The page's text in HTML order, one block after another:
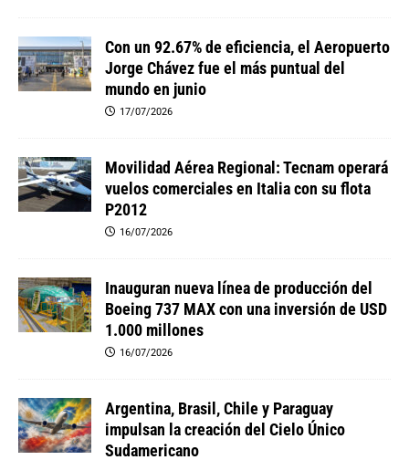
Con un 92.67% de eficiencia, el Aeropuerto
Jorge Chávez fue el más puntual del
mundo en junio
17/07/2026
Movilidad Aérea Regional: Tecnam operará
vuelos comerciales en Italia con su flota
P2012
16/07/2026
Inauguran nueva línea de producción del
Boeing 737 MAX con una inversión de USD
1.000 millones
16/07/2026
Argentina, Brasil, Chile y Paraguay
impulsan la creación del Cielo Único
Sudamericano